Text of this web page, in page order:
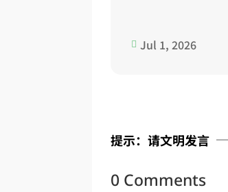
 Jul 1, 2026
提示：请文明发言
0 Comments